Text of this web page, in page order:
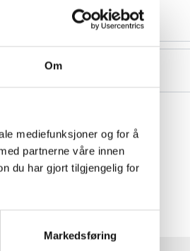
Om
mediefunksjoner og for å
partnerne våre innen
du har gjort tilgjengelig for
Markedsføring